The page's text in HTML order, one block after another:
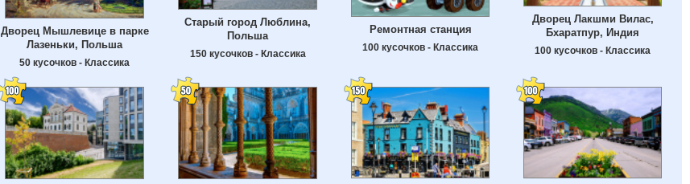
Дворец Мышлевице в парке
Лазеньки, Польша
50 кусочков - Классика
Старый город Люблина,
Польша
150 кусочков - Классика
Ремонтная станция
100 кусочков - Классика
Дворец Лакшми Вилас,
Бхаратпур, Индия
100 кусочков - Классика